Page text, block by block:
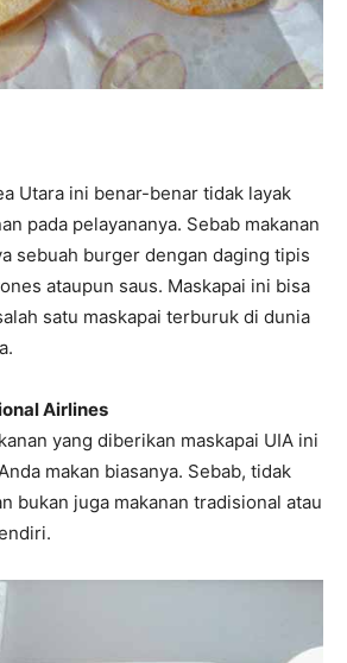
Utara ini benar-benar tidak layak
pada pelayananya. Sebab makanan
sebuah burger dengan daging tipis
ataupun saus. Maskapai ini bisa
satu maskapai terburuk di dunia
Airlines
yang diberikan maskapai UIA ini
makan biasanya. Sebab, tidak
bukan juga makanan tradisional atau